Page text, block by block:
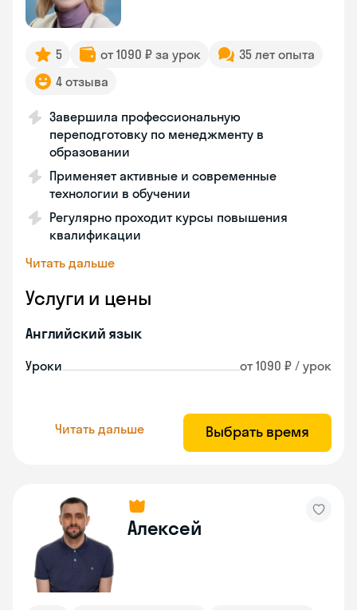
5 от 1090 ₽ за урок
35 лет опыта
4 отзыва
Завершила профессиональную
переподготовку по менеджменту в
образовании
Применяет активные и современные
технологии в обучении
Регулярно проходит курсы повышения
квалификации
Читать дальше
Услуги и цены
Английский язык
Уроки от 1090 ₽ / урок
Читать дальше Выбрать время
Алексей